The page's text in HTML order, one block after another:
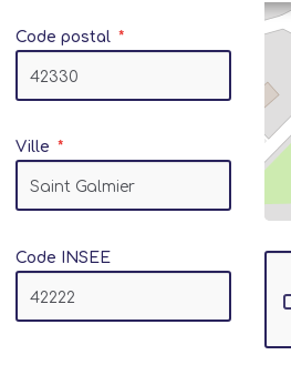
Code postal
Ville
Code INSEE